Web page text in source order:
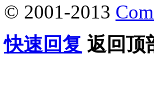
© 2001-2013
快速回复 返回顶